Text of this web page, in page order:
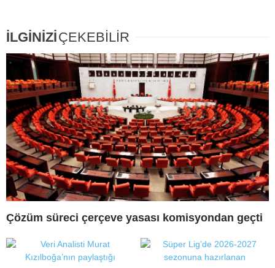
İLGİNİZİÇEKEBİLİR
Çözüm süreci çerçeve yasası komisyondan geçti